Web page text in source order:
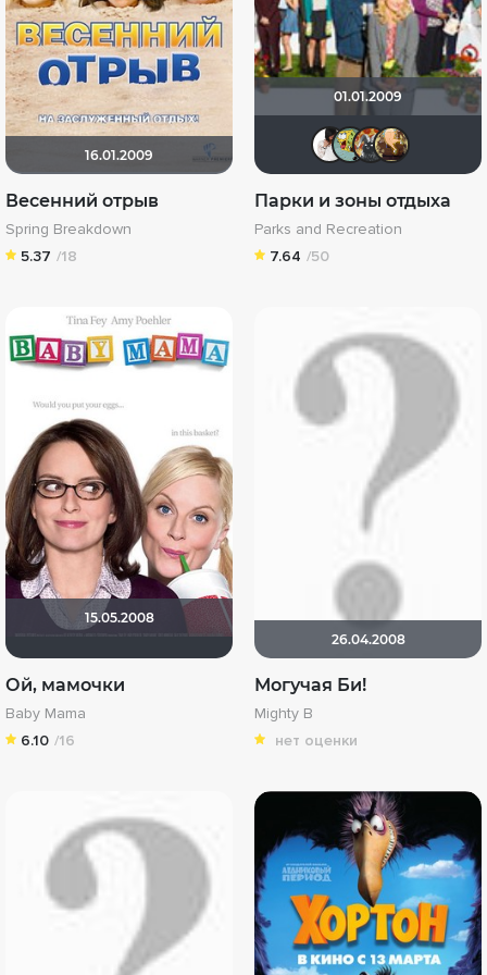
16.01.2009
Весенний отрыв
Spring Breakdown
5.37 /18
01.01.2009
Парки и зоны отдыха
Parks and Recreation
7.64 /50
15.05.2008
Ой, мамочки
Baby Mama
6.10 /16
26.04.2008
Могучая Би!
Mighty B
нет оценки